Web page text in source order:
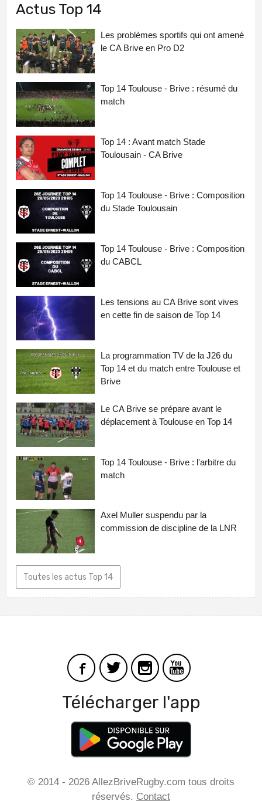
Actus Top 14
Les problèmes sportifs qui ont amené
le CA Brive en Pro D2
Top 14 Toulouse - Brive : résumé du
match
Top 14 : Avant match Stade
Toulousain - CA Brive
Top 14 Toulouse - Brive : Composition
du Stade Toulousain
Top 14 Toulouse - Brive : Composition
du CABCL
Les tensions au CA Brive sont vives
en cette fin de saison de Top 14
La programmation TV de la J26 du
Top 14 et du match entre Toulouse et
Brive
Le CA Brive se prépare avant le
déplacement à Toulouse en Top 14
Top 14 Toulouse - Brive : l'arbitre du
match
Axel Muller suspendu par la
commission de discipline de la LNR
Toutes les actus Top 14
Télécharger l'app
© 2014 - 2026 AllezBriveRugby.com tous droits
réservés. Contact